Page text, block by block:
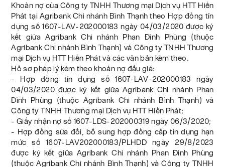
Khoản nợ của Công ty TNHH Thương mại Dịch vụ HTT Hiền
Phát tại Agribank Chi nhánh Bình Thạnh theo Hợp đồng tín
dụng số 1607-LAV-202000183 ngày 04/03/2020 được ký
kết giữa Agribank Chi nhánh Phan Đình Phùng (thuộc
Agribank Chi nhánh Bình Thạnh) và Công ty TNHH Thương
mại Dịch vụ HTT Hiền Phát và các văn bản kèm theo.
Hồ sơ pháp lý kèm theo khoản nợ đấu giá:
- Hợp đồng tín dụng số 1607-LAV-202000183 ngày
04/03/2020 được ký kết giữa Agribank Chi nhánh Phan
Đình Phùng (thuộc Agribank Chi nhánh Bình Thạnh) và
Công ty TNHH Thương mại Dịch vụ HTT Hiền Phát;
- Giấy nhận nợ số 1607-LDS-202000319 ngày 06/3/2020;
- Hợp đồng sửa đổi, bổ sung hợp đồng cấp tín dụng hạn
mức số 1607-LAV202000183/PLHDD ngày 29/8/2023
được ký kết giữa Agribank Chi nhánh Phan Đình Phùng
(thuộc Agribank Chi nhánh Bình Thạnh) và Công ty TNHH